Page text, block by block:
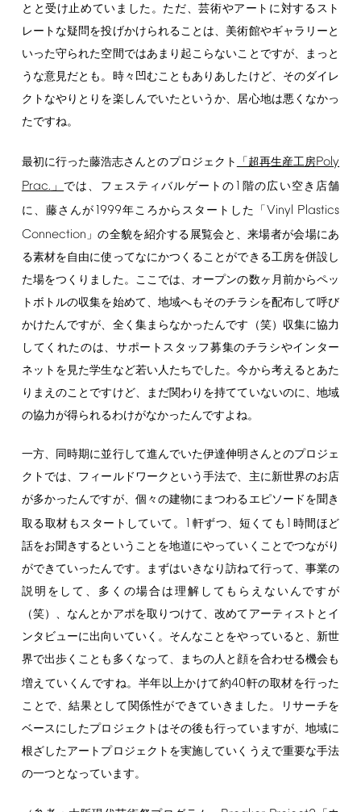
とと受け止めていました。ただ、芸術やアートに対するスト
レートな疑問を投げかけられることは、美術館やギャラリーと
いった守られた空間ではあまり起こらないことですが、まっと
うな意見だとも。時々凹むこともありあしたけど、そのダイレ
クトなやりとりを楽しんでいたというか、居心地は悪くなかっ
たですね。
最初に行った藤浩志さんとのプロジェクト 「超再生産工房Poly
Prac.」 では、フェスティバルゲートの1 階の広い空き店舗
に、藤さんが1999年ころからスタートした「Vinyl Plastics
Connection」の全貌を紹介する展覧会と、来場者が会場にあ
る素材を自由に使ってなにかつくることができる工房を併設し
た場をつくりました。ここでは、オープンの数ヶ月前からペッ
トボトルの収集を始めて、地域へもそのチラシを配布して呼び
かけたんですが、全く集まらなかったんです（笑）収集に協力
してくれたのは、サポートスタッフ募集のチラシやインター
ネットを見た学生など若い人たちでした。今から考えるとあた
りまえのことですけど、まだ関わりを持てていないのに、地域
の協力が得られるわけがなかったんですよね。
一方、同時期に並行して進んでいた伊達伸明さんとのプロジェ
クトでは、フィールドワークという手法で、主に新世界のお店
が多かったんですが、個々の建物にまつわるエピソードを聞き
取る取材もスタートしていて。
1 軒ずつ、短くても 1 時間ほど
話をお聞きするということを地道にやっていくことでつながり
ができていったんです。まずはいきなり訪ねて行って、事業の
説明をして、多くの場合は理解してもらえないんですが
（笑）、なんとかアポを取りつけて、改めてアーティストとイ
ンタビューに出向いていく。そんなことをやっていると、新世
界で出歩くことも多くなって、まちの人と顔を合わせる機会も
増えていくんですね。半年以上かけて約40軒の取材を行った
ことで、結果として関係性ができていきました。リサーチを
ベースにしたプロジェクトはその後も行っていますが、地域に
根ざしたアートプロジェクトを実施していくうえで重要な手法
の一つとなっています。